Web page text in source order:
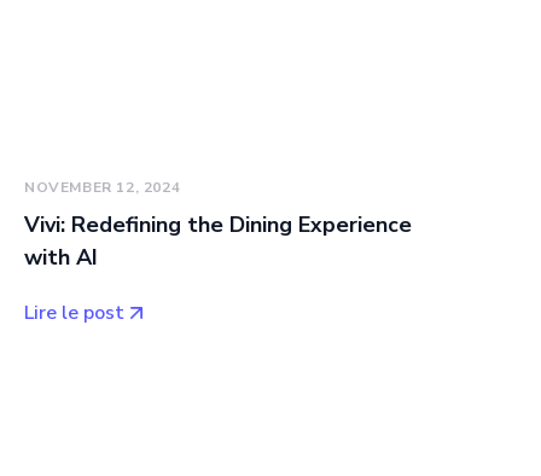
NOVEMBER 12, 2024
Vivi: Redefining the Dining Experience
with AI
Lire le post